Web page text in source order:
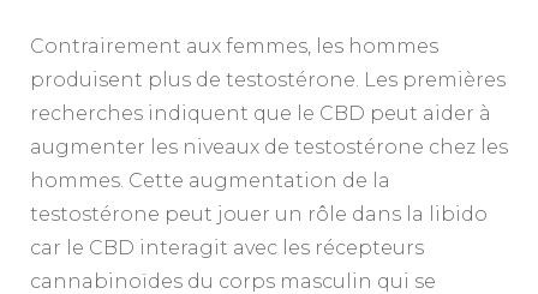
Contrairement aux femmes, les hommes
produisent plus de testostérone. Les premières
recherches indiquent que le CBD peut aider à
augmenter les niveaux de testostérone chez les
hommes. Cette augmentation de la
testostérone peut jouer un rôle dans la libido
car le CBD interagit avec les récepteurs
cannabinoïdes du corps masculin qui se